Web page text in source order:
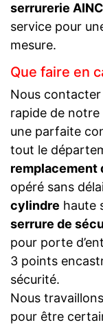
serrurerie
service pour
mesure.
Que faire en
Nous
rapide de notre
une parfaite
tout le
remplacement
opéré sans
cylindre haute
serrure de
pour porte
3 points
sécurité.
Nous
pour être